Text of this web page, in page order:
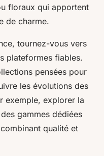
floraux qui apportent
de charme.
tournez-vous vers
plateformes fiables.
pensées pour
les évolutions des
exemple, explorer la
gammes dédiées
qualité et